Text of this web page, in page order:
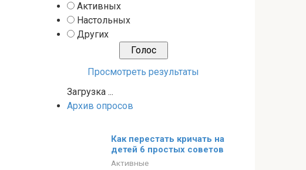
Активных
Настольных
Других
Просмотреть результаты
Загрузка ...
Архив опросов
Как перестать кричать на
детей 6 простых советов
Активные